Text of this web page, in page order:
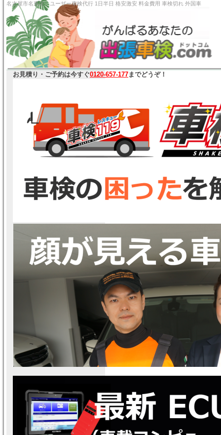
名古屋市名東区 ユーザー車検代行 1日半日 格安激安 料
お見積り・ご予約は今すぐ0120-657-177までどうぞ！